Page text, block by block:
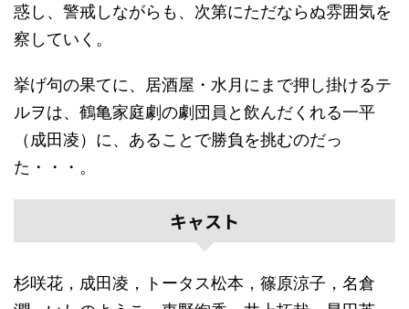
惑し、警戒しながらも、次第にただならぬ雰囲気を
察していく。
挙げ句の果てに、居酒屋・水月にまで押し掛けるテ
ルヲは、鶴亀家庭劇の劇団員と飲んだくれる一平
（成田凌）に、あることで勝負を挑むのだっ
た・・・。
キャスト
杉咲花，成田凌，トータス松本，篠原涼子，名倉